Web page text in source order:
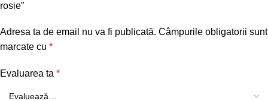
rosie”
Adresa ta de email nu va fi publicată. Câmpurile obligatorii sunt
marcate cu *
Evaluarea ta *